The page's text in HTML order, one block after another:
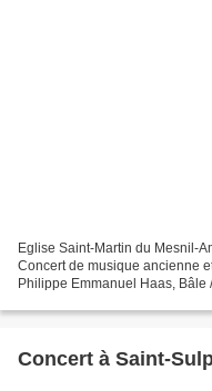
Eglise Saint-Martin du Mesnil-
Concert de musique ancienne
Philippe Emmanuel Haas,
Concert à Saint-